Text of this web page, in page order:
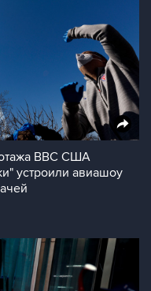
ВВС США
устроили авиашоу